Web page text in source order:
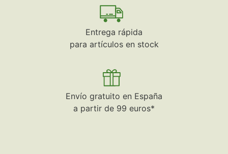
Entrega rápida
para artículos en stock
Envío gratuito en España
a partir de 99 euros*